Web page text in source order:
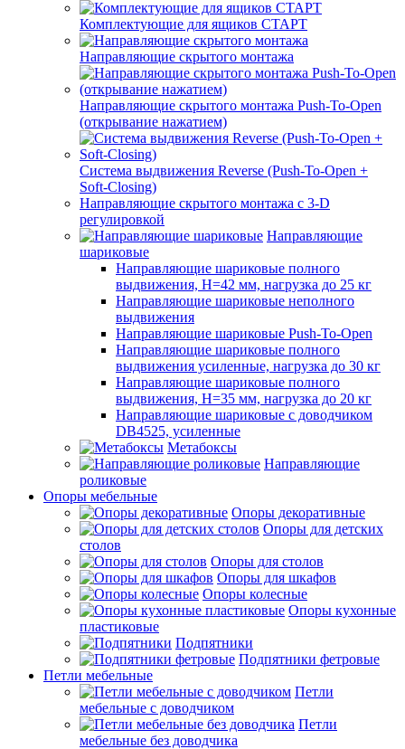
Комплектующие для ящиков СТАРТ
Направляющие скрытого монтажа
Направляющие скрытого монтажа Push-To-Open
(открывание нажатием)
Система выдвижения Reverse (Push-To-Open +
Soft-Closing)
Направляющие скрытого монтажа с 3-D
регулировкой
Направляющие
шариковые
Направляющие шариковые полного
выдвижения, H=42 мм, нагрузка до 25 кг
Направляющие шариковые неполного
выдвижения
Направляющие шариковые Push-To-Open
Направляющие шариковые полного
выдвижения усиленные, нагрузка до 30 кг
Направляющие шариковые полного
выдвижения, H=35 мм, нагрузка до 20 кг
Направляющие шариковые с доводчиком
DB4525, усиленные
Метабоксы
Направляющие
роликовые
Опоры мебельные
Опоры декоративные
Опоры для детских
столов
Опоры для столов
Опоры для шкафов
Опоры колесные
Опоры кухонные
пластиковые
Подпятники
Подпятники фетровые
Петли мебельные
Петли
мебельные с доводчиком
Петли
мебельные без доводчика